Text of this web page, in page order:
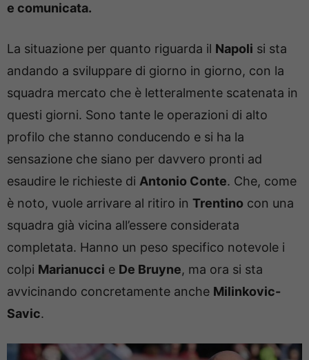
e comunicata.
La situazione per quanto riguarda il Napoli si sta
andando a sviluppare di giorno in giorno, con la
squadra mercato che è letteralmente scatenata in
questi giorni. Sono tante le operazioni di alto
profilo che stanno conducendo e si ha la
sensazione che siano per davvero pronti ad
esaudire le richieste di Antonio Conte. Che, come
è noto, vuole arrivare al ritiro in Trentino con una
squadra già vicina all’essere considerata
completata. Hanno un peso specifico notevole i
colpi Marianucci e De Bruyne, ma ora si sta
avvicinando concretamente anche Milinkovic-
Savic.